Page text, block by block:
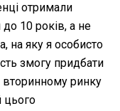
отримали
10 років, а не
на яку я особисто
змогу придбати
вторинному ринку
цього